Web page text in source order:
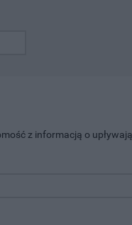
z informacją o